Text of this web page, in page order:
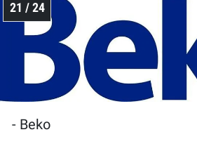
21 / 24
- Beko